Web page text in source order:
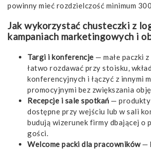
powinny mieć rozdzielczość minimum
Jak wykorzystać chusteczki z
kampaniach marketingowych i
Targi i konferencje — małe paczki
łatwo rozdawać przy stoisku,
konferencyjnych i łączyć z innymi
promocyjnymi bez zwiększania
Recepcje i sale spotkań —
dostępne przy wejściu lub w sali
budują wizerunek firmy dbającej o
gości.
Welcome packi dla pracowników—